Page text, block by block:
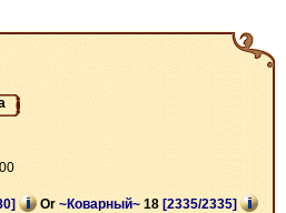
Or ~Коварный~ 18 [2335/2335]